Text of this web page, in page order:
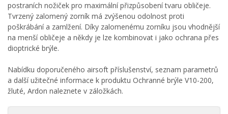
postraních nožiček pro maximální přizpůsobení tvaru obličeje.
Tvrzený zalomený zorník má zvýšenou odolnost proti
poškrábání a zamlžení. Díky zalomenému zorníku jsou vhodnější
na menší obličeje a někdy je lze kombinovat i jako ochrana přes
dioptrické brýle.
Nabídku doporučeného airsoft příslušenství, seznam parametrů
a další užitečné informace k produktu Ochranné brýle V10-200,
žluté, Ardon naleznete v záložkách.